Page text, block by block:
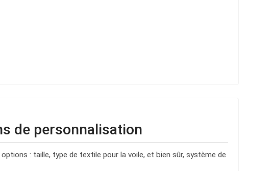
de personnalisation
: taille, type de textile pour la voile, et bien sûr, système de